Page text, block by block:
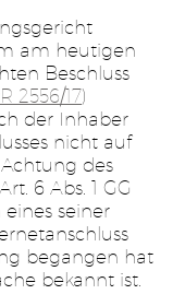
am heutigen
Beschluss
2556/17)
der Inhaber
nicht auf
des
6 Abs. 1 GG
seiner
begangen hat
bekannt ist.